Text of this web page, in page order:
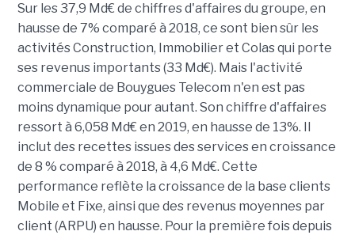
Sur les 37,9 Md€ de chiffres d'affaires du groupe, en
hausse de 7% comparé à 2018, ce sont bien sûr les
activités Construction, Immobilier et Colas qui porte
ses revenus importants (33 Md€). Mais l'activité
commerciale de Bouygues Telecom n'en est pas
moins dynamique pour autant. Son chiffre d'affaires
ressort à 6,058 Md€ en 2019, en hausse de 13%. Il
inclut des recettes issues des services en croissance
de 8 % comparé à 2018, à 4,6 Md€. Cette
performance reflète la croissance de la base clients
Mobile et Fixe, ainsi que des revenus moyennes par
client (ARPU) en hausse. Pour la première fois depuis